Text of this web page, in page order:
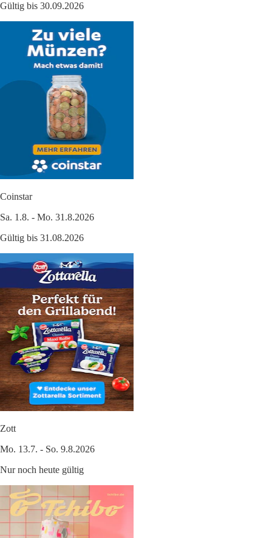
Gültig bis 30.09.2026
Coinstar
Sa. 1.8. - Mo. 31.8.2026
Gültig bis 31.08.2026
Zott
Mo. 13.7. - So. 9.8.2026
Nur noch heute gültig